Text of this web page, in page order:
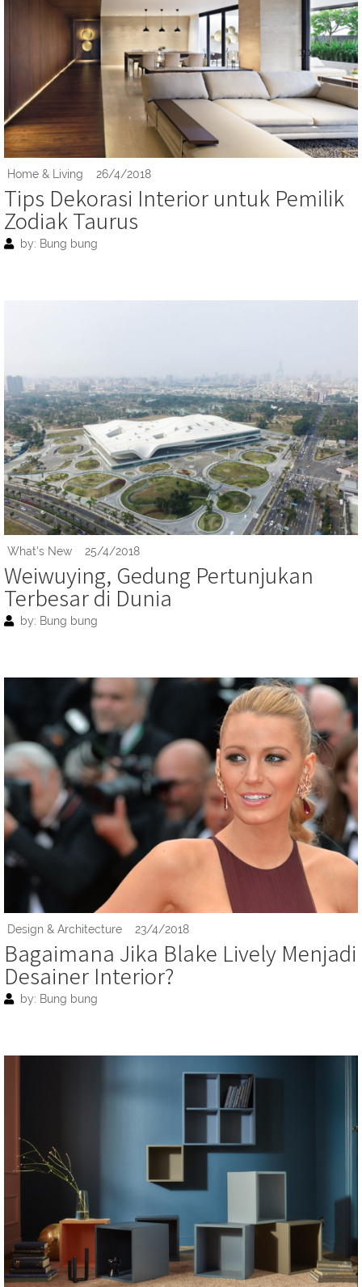
Home & Living 26/4/2018
Tips Dekorasi Interior untuk Pemilik
Zodiak Taurus
by: Bung bung
What's New 25/4/2018
Weiwuying, Gedung Pertunjukan
Terbesar di Dunia
by: Bung bung
Design & Architecture 23/4/2018
Bagaimana Jika Blake Lively Menjadi
Desainer Interior?
by: Bung bung